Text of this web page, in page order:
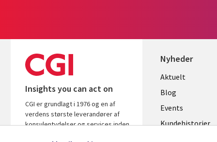
Insights you can act on
CGI er grundlagt i 1976 og en af
verdens største leverandører af
konsulentydelser og services inden
Nyheder
Useful
links
DENMARK
Aktuelt
Blog
Events
Kundehistorier